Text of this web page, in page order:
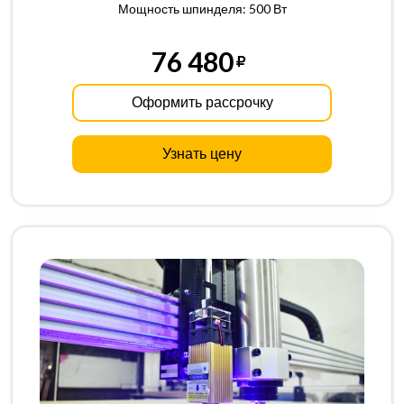
Мощность шпинделя: 500 Вт
76 480
Оформить рассрочку
Узнать цену